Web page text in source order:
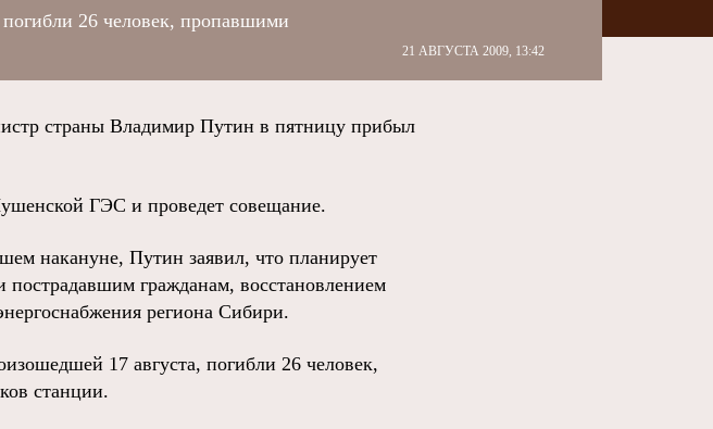
21 АВГУСТА 2009, 13:42
26 человек, пропавшими
страны Владимир Путин в пятницу прибыл
ГЭС и проведет совещание.
накануне, Путин заявил, что планирует
гражданам, восстановлением
региона Сибири.
17 августа, погибли 26 человек,
станции.